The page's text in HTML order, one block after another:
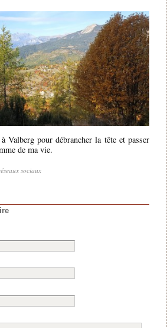
Valberg pour débrancher la tête et passer
de ma vie.
sociaux